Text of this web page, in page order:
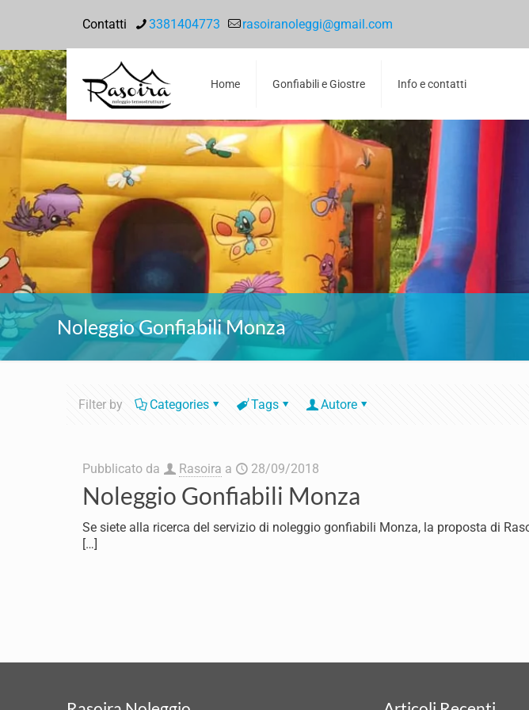
Contatti 3381404773 rasoiranoleggi@gmail.com
Home Gonfiabili e Giostre Info e contatti
Noleggio Gonfiabili Monza
Filter by Categories Tags Autore
Pubblicato da Rasoira a 28/09/2018
Noleggio Gonfiabili Monza
Se siete alla ricerca del servizio di noleggio gonfiabili Monza, la proposta di
[…]